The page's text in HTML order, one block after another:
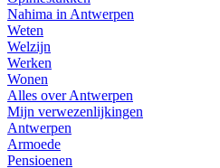
Nahima in Antwerpen
Weten
Welzijn
Werken
Wonen
Alles over Antwerpen
Mijn verwezenlijkingen
Antwerpen
Armoede
Pensioenen